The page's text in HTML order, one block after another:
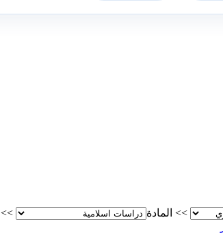
>> المادة >>